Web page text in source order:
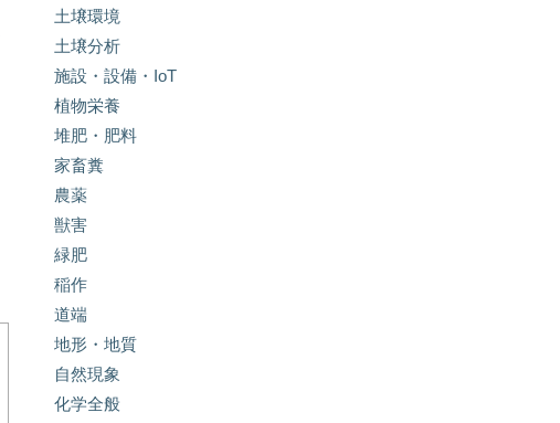
土壌環境
土壌分析
施設・設備・IoT
植物栄養
堆肥・肥料
家畜糞
農薬
獣害
緑肥
稲作
道端
地形・地質
自然現象
化学全般